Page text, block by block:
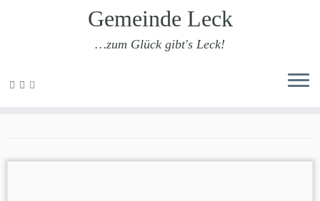
Zum
Gemeinde Leck
…zum Glück gibt's Leck!